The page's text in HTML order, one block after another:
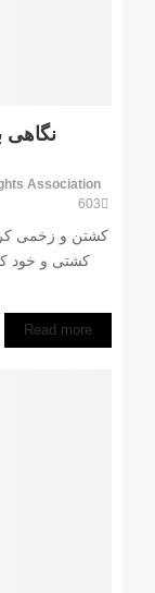
نگاهی
Association
603
کشتن و زخمی
کشتی و خود
Read more